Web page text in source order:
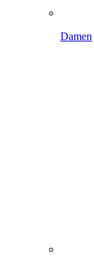
Damen